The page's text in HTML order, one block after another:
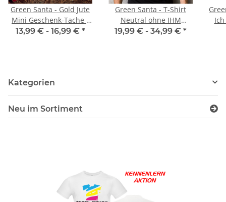
Green Santa - Gold Jute
Mini Geschenk-Tache -
mit Namen - Jute Tasche
13,99 € - 16,99 € *
Green Santa - T-Shirt
Neutral ohne IHM
Spruch
19,99 € - 34,99 € *
Kategorien
Neu im Sortiment